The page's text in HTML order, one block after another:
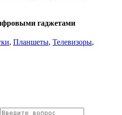
гаджетами
, Планшеты, Телевизоры,